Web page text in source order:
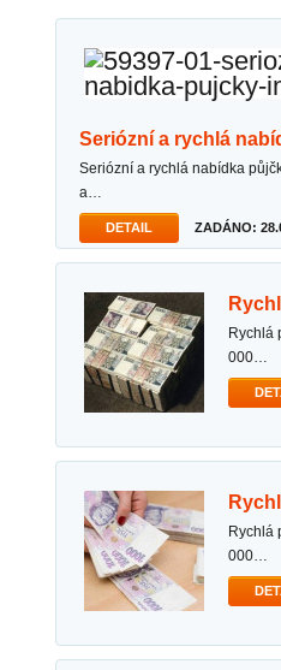
seriózní a rychlá
seriózní a rychlá nabídka půjčky dobrý den, s cílem pomoci vám překonat různé finanční starosti
a…
DETAIL ZADÁNO:
rychlá půjčka komukoliv v nouzi em jednotlivec, ktery nabizi penezni pujcku od 50000 do 50
000…
rychlá půjčka komukoliv v nouzi em jednotlivec, ktery nabizi penezni pujcku od 50000 do 50
000…